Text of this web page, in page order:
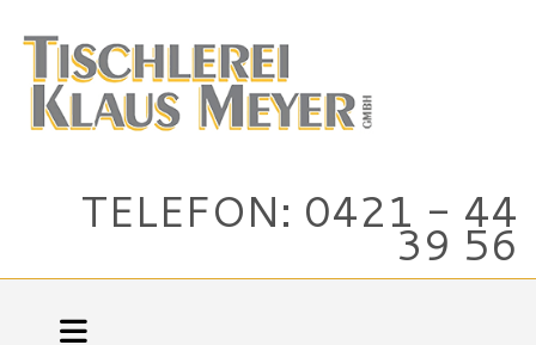
TELEFON: 0421 - 44
39 56